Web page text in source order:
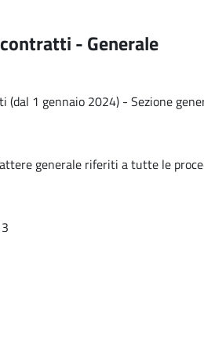
- Generale
(dal 1 gennaio 2024) - Sezione
generale riferiti a tutte le